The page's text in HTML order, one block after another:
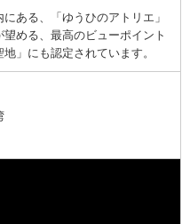
ある、「ゆうひのアトリエ」
める、最高のビューポイント
」にも認定されています。